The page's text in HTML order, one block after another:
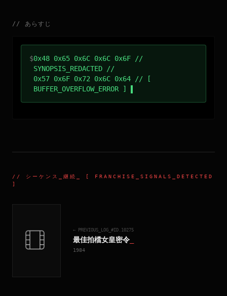
// あらすじ
$0x48 0x65 0x6C 0x6C 0x6F //
SYNOPSIS_REDACTED //
0x57 0x6F 0x72 0x6C 0x64 // [
BUFFER_OVERFLOW_ERROR ]
// シーケンス_継続
_ [ FRANCHISE_SIGNALS_DETECTED
]
← PREVIOUS_LOG_#ID. 10275
最佳拍檔女皇密令
1984